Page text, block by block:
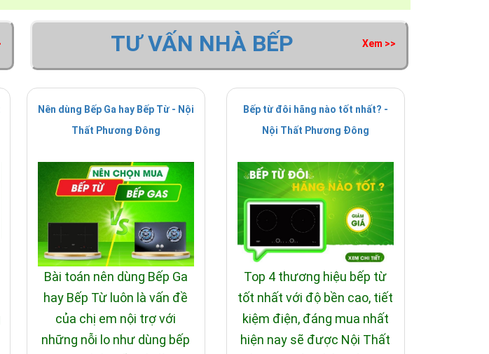
TƯ VẤN NHÀ BẾP Xem >>
Nên dùng Bếp Ga hay Bếp Từ - Nội
Thất Phương Đông
Bài toán nên dùng Bếp Ga
hay Bếp Từ luôn là vấn đề
của chị em nội trợ với
những nỗi lo như dùng bếp
Bếp từ đôi hãng nào tốt nhất? -
Nội Thất Phương Đông
Top 4 thương hiệu bếp từ
tốt nhất với độ bền cao, tiết
kiệm điện, đáng mua nhất
hiện nay sẽ được Nội Thất